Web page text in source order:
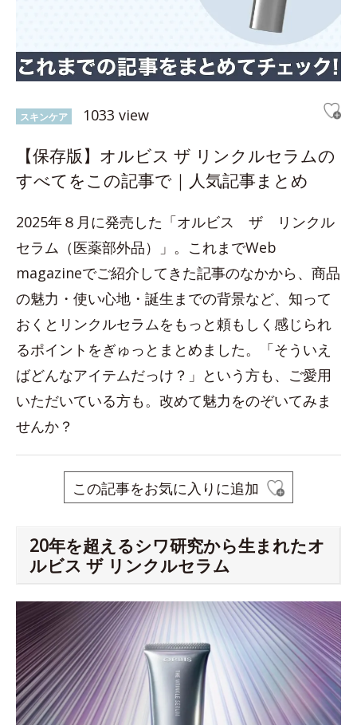
スキンケア 1033 view
【保存版】オルビス ザ リンクルセラムの
すべてをこの記事で｜人気記事まとめ
2025年８月に発売した「オルビス ザ リンクル
セラム（医薬部外品）」。これまでWeb
magazineでご紹介してきた記事のなかから、商品
の魅力・使い心地・誕生までの背景など、知って
おくとリンクルセラムをもっと頼もしく感じられ
るポイントをぎゅっとまとめました。「そういえ
ばどんなアイテムだっけ？」という方も、ご愛用
いただいている方も。改めて魅力をのぞいてみま
せんか？
この記事をお気に入りに追加
20年を超えるシワ研究から生まれたオ
ルビス ザ リンクルセラム